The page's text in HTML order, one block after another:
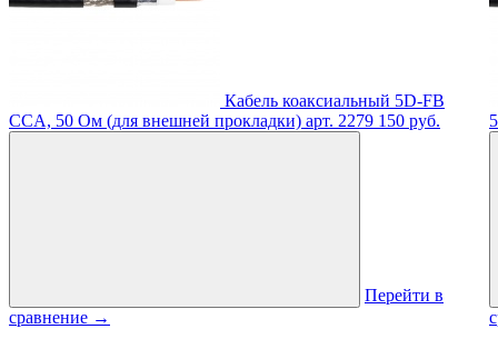
Кабель коаксиальный 5D-FB
CCA, 50 Ом (для внешней прокладки) арт. 2279 150 руб.
Перейти в
сравнение →